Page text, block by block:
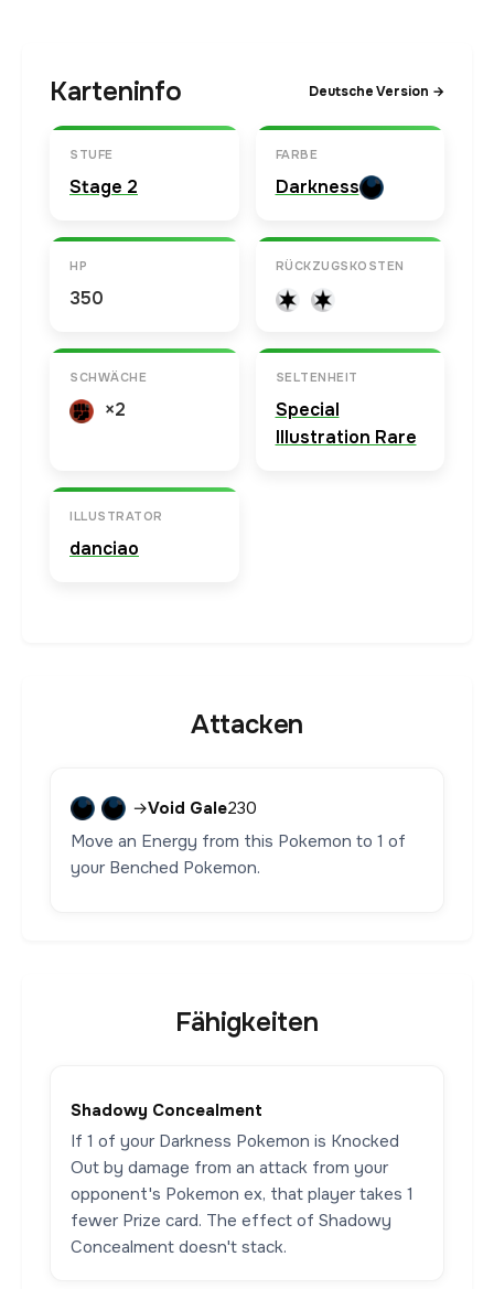
Karteninfo Deutsche Version →
STUFE
Stage 2
FARBE
Darkness
HP
350
RÜCKZUGSKOSTEN
SCHWÄCHE
×2
SELTENHEIT
Special
Illustration Rare
ILLUSTRATOR
danciao
Attacken
→Void Gale230
Move an Energy from this Pokemon to 1 of
your Benched Pokemon.
Fähigkeiten
Shadowy Concealment
If 1 of your Darkness Pokemon is Knocked
Out by damage from an attack from your
opponent's Pokemon ex, that player takes 1
fewer Prize card. The effect of Shadowy
Concealment doesn't stack.